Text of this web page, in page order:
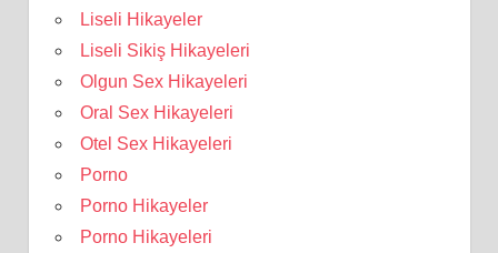
Liseli Hikayeler
Liseli Sikiş Hikayeleri
Olgun Sex Hikayeleri
Oral Sex Hikayeleri
Otel Sex Hikayeleri
Porno
Porno Hikayeler
Porno Hikayeleri